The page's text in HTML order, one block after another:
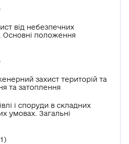
від небезпечних
Основні положення
захист територій та
та затоплення
і споруди в складних
умовах. Загальні